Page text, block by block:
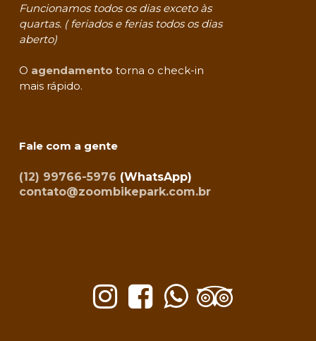
Funcionamos todos os dias exceto às
quartas. ( feriados e ferias todos os dias
aberto)
O agendamento torna o check-in
mais rápido.
Fale com a gente
(12) 99766-5976 (WhatsApp)
contato@zoombikepark.com.br